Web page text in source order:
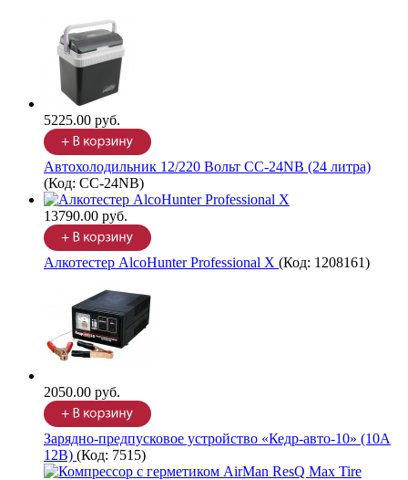
5225.00 руб.
Автохолодильник 12/220 Вольт CC-24NB (24 литра)
(Код: CC-24NB)
13790.00 руб.
Алкотестер AlcoHunter Professional X (Код: 1208161)
2050.00 руб.
Зарядно-предпусковое устройство «Кедр-авто-10» (10A
12В) (Код: 7515)